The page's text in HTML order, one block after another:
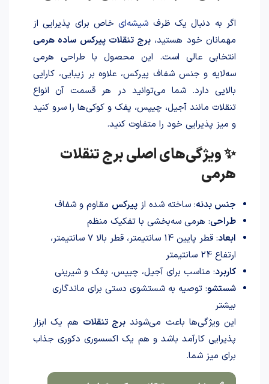
اگر به دنبال یک ظرف شیشه‌ایخاص برای پذیرایی از
مهمانان خود هستید، برج تنقلات پیرکس ساده هرمی
انتخابی عالی است. این محصول با طراحی هرمی
سه‌لایه و جنس شفاف پیرکس، علاوه بر زیبایی، کارایی
بالایی دارد. شما می‌توانید در هر قسمت آن انواع
تنقلات مانند آجیل، چیپس، پفک و کوکی‌ها را سرو کنید
و میز پذیرایی خود را متفاوت کنید.
✨ ویژگی‌های اصلی برج تنقلات
هرمی
جنس بدنه: ساخته شده از پیرکس مقاوم و شفاف
طراحی: هرمی سه‌بخشی با تفکیک منظم
ابعاد
: قطر پایین 14 سانتیمتر، قطر بالا 7 سانتیمتر،
ارتفاع 24 سانتیمتر
کاربرد: مناسب برای آجیل، چیپس، پفک و شیرینی
شستشو: توصیه به شستشوی دستی برای ماندگاری
بیشتر
این ویژگی‌ها باعث می‌شوند برج تنقلات هم یک ابزار
پذیرایی کارآمد باشد و هم یک اکسسوری دکوری جذاب
برای میز شما.